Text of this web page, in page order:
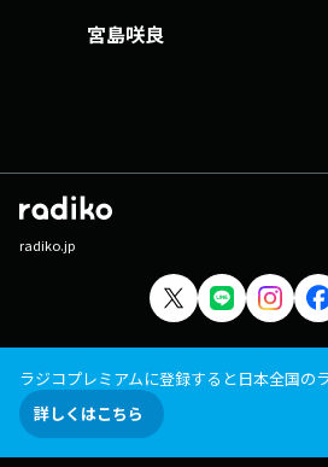
宮島咲良
radiko.jp
ラジコプレミアムに登録すると日本全国の
詳しくはこちら